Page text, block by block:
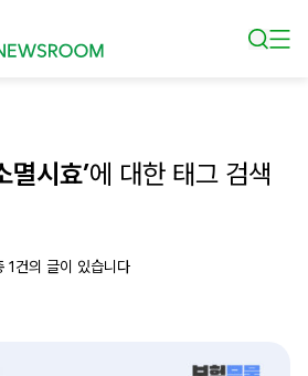
멸시효’에 대한 태그 검색
1건의 글이 있습니다